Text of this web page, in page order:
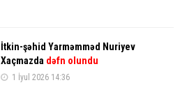
İtkin-şəhid Yarməmməd Nuriyev
Xaçmazda dəfn olundu
1 İyul 2026 14:36